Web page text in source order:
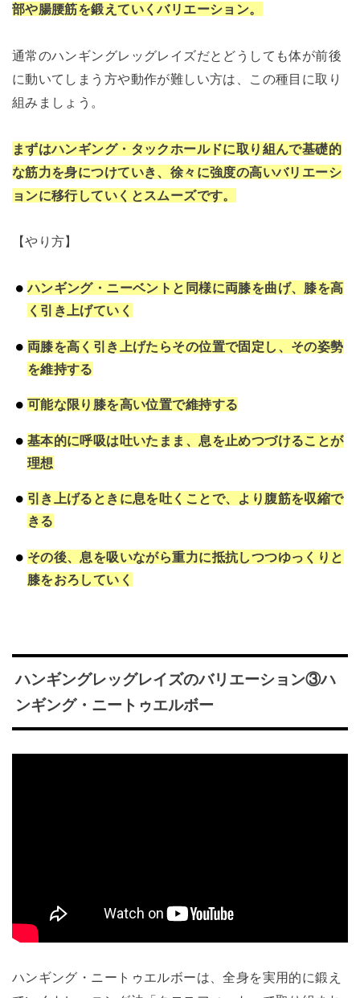
部や腸腰筋を鍛えていくバリエーション。
通常のハンギングレッグレイズだとどうしても体が前後
に動いてしまう方や動作が難しい方は、この種目に取り
組みましょう。
まずはハンギング・タックホールドに取り組んで基礎的
な筋力を身につけていき、徐々に強度の高いバリエーシ
ョンに移行していくとスムーズです。
【やり方】
ハンギング・ニーベントと同様に両膝を曲げ、膝を高
く引き上げていく
両膝を高く引き上げたらその位置で固定し、その姿勢
を維持する
可能な限り膝を高い位置で維持する
基本的に呼吸は吐いたまま、息を止めつづけることが
理想
引き上げるときに息を吐くことで、より腹筋を収縮で
きる
その後、息を吸いながら重力に抵抗しつつゆっくりと
膝をおろしていく
ハンギングレッグレイズのバリエーション③ハ
ンギング・ニートゥエルボー
ハンギング・ニートゥエルボーは、全身を実用的に鍛え